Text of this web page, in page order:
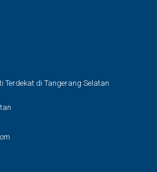
Terdekat di Tangerang Selatan